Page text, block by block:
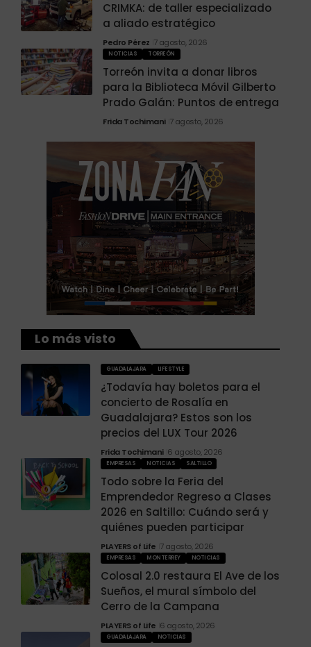
CRIMKA: de taller especializado
a aliado estratégico
Pedro Pérez 7 agosto, 2026
NOTICIAS TORREÓN
Torreón invita a donar libros
para la Biblioteca Móvil Gilberto
Prado Galán: Puntos de entrega
Frida Tochimani 7 agosto, 2026
Lo más visto
GUADALAJARA LIFESTYLE
¿Todavía hay boletos para el
concierto de Rosalía en
Guadalajara? Estos son los
precios del LUX Tour 2026
Frida Tochimani 6 agosto, 2026
EMPRESAS NOTICIAS SALTILLO
Todo sobre la Feria del
Emprendedor Regreso a Clases
2026 en Saltillo: Cuándo será y
quiénes pueden participar
PLAYERS of Life 7 agosto, 2026
EMPRESAS MONTERREY NOTICIAS
Colosal 2.0 restaura El Ave de los
Sueños, el mural símbolo del
Cerro de la Campana
PLAYERS of Life 6 agosto, 2026
GUADALAJARA NOTICIAS